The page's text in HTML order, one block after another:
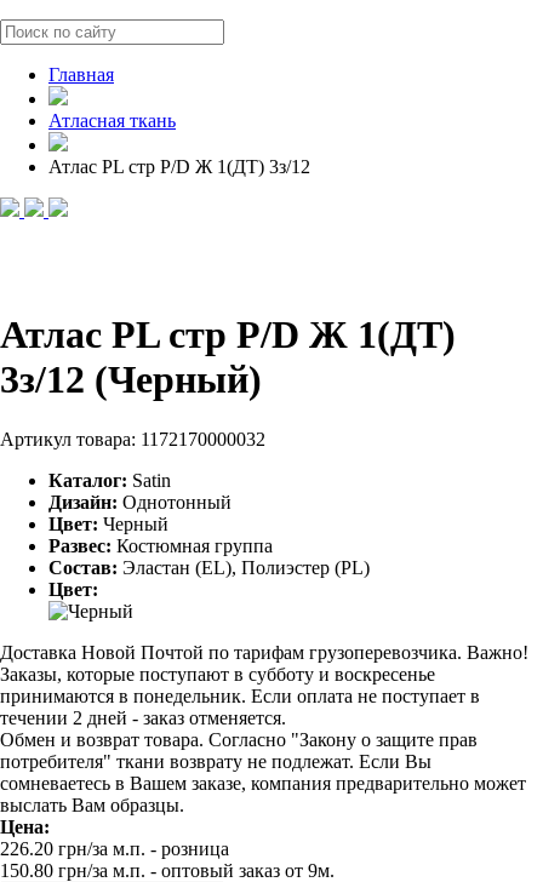
Главная
Атласная ткань
Атлас PL стр P/D Ж 1(ДТ) 3з/12
Атлас PL стр P/D Ж 1(ДТ)
3з/12 (Черный)
Артикул товара: 1172170000032
Каталог: Satin
Дизайн: Однотонный
Цвет: Черный
Развес: Костюмная группа
Состав: Эластан (EL), Полиэстер (PL)
Цвет:
Доставка Новой Почтой по тарифам грузоперевозчика. Важно!
Заказы, которые поступают в субботу и воскресенье
принимаются в понедельник. Если оплата не поступает в
течении 2 дней - заказ отменяется.
Обмен и возврат товара. Согласно "Закону о защите прав
потребителя" ткани возврату не подлежат. Если Вы
сомневаетесь в Вашем заказе, компания предварительно может
выслать Вам образцы.
Цена:
226.20 грн/за м.п. - розница
150.80 грн/за м.п. - оптовый заказ от 9м.